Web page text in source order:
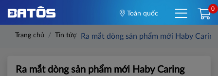
Toàn quốc
0
Trang chủ Tin tức Ra mắt dòng sản phẩm mới Haby
Ra mắt dòng sản phẩm mới Haby Caring